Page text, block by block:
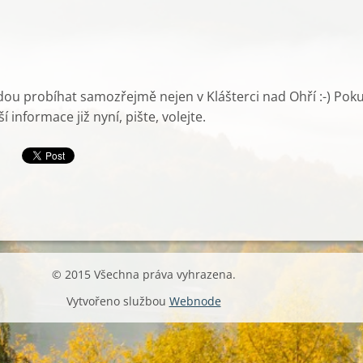
probíhat samozřejmě nejen v Klášterci nad Ohří :-)
informace již nyní, pište, volejte.
© 2015 Všechna práva vyhrazena.
Vytvořeno službou Webnode